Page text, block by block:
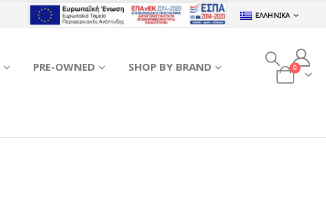
ΕΛΛΗΝΙΚΆ
PRE-OWNED SHOP BY BRAND 0